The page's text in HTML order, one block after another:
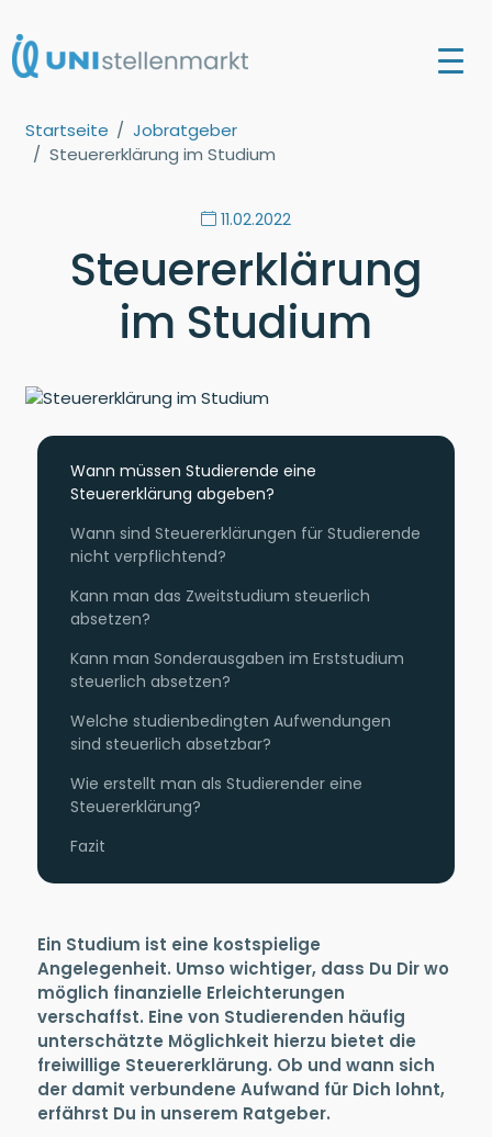
Startseite
Jobratgeber
Steuererklärung im Studium
11.02.2022
Steuererklärung
im Studium
Wann müssen Studierende eine
Steuererklärung abgeben?
Wann sind Steuererklärungen für Studierende
nicht verpflichtend?
Kann man das Zweitstudium steuerlich
absetzen?
Kann man Sonderausgaben im Erststudium
steuerlich absetzen?
Welche studienbedingten Aufwendungen
sind steuerlich absetzbar?
Wie erstellt man als Studierender eine
Steuererklärung?
Fazit
Ein Studium ist eine kostspielige
Angelegenheit. Umso wichtiger, dass Du Dir wo
möglich finanzielle Erleichterungen
verschaffst. Eine von Studierenden häufig
unterschätzte Möglichkeit hierzu bietet die
freiwillige Steuererklärung. Ob und wann sich
der damit verbundene Aufwand für Dich lohnt,
erfährst Du in unserem Ratgeber.